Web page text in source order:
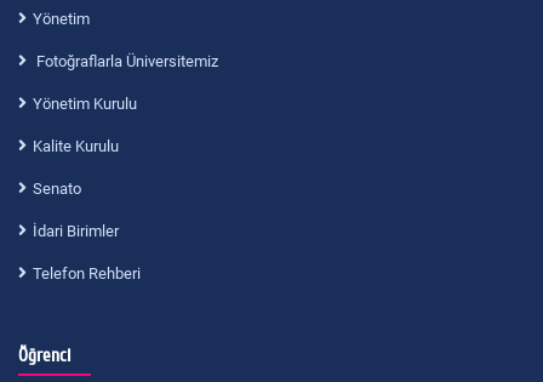
Yönetim
Fotoğraflarla Üniversitemiz
Yönetim Kurulu
Kalite Kurulu
Senato
İdari Birimler
Telefon Rehberi
Öğrenci